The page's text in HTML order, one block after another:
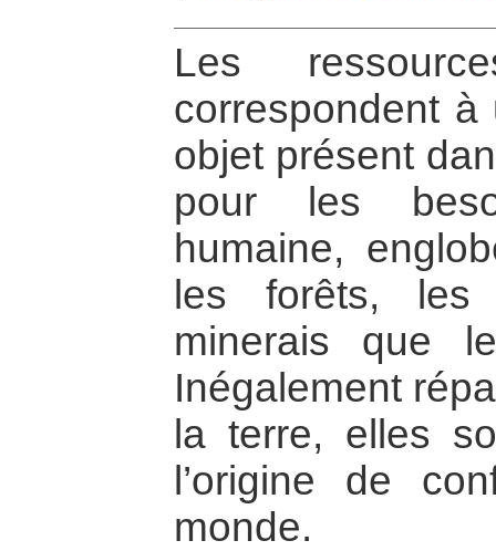
Les
correspondent
objet présent
pour les
humaine,
les forêts, les
minerais que
Inégalement
la terre, elles
l’origine de
monde.